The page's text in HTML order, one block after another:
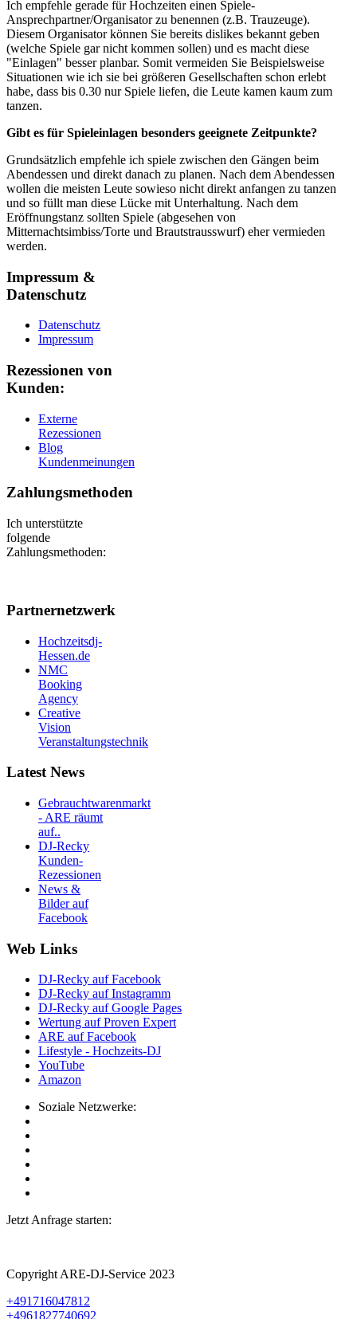
Ich empfehle gerade für Hochzeiten einen Spiele-
Ansprechpartner/Organisator zu benennen (z.B. Trauzeuge).
Diesem Organisator können Sie bereits dislikes bekannt geben
(welche Spiele gar nicht kommen sollen) und es macht diese
"Einlagen" besser planbar. Somit vermeiden Sie Beispielsweise
Situationen wie ich sie bei größeren Gesellschaften schon erlebt
habe, dass bis 0.30 nur Spiele liefen, die Leute kamen kaum zum
tanzen.
Gibt es für Spieleinlagen besonders geeignete Zeitpunkte?
Grundsätzlich empfehle ich spiele zwischen den Gängen beim
Abendessen und direkt danach zu planen. Nach dem Abendessen
wollen die meisten Leute sowieso nicht direkt anfangen zu tanzen
und so füllt man diese Lücke mit Unterhaltung. Nach dem
Eröffnungstanz sollten Spiele (abgesehen von
Mitternachtsimbiss/Torte und Brautstrausswurf) eher vermieden
werden.
Impressum &
Datenschutz
Datenschutz
Impressum
Rezessionen von
Kunden:
Externe
Rezessionen
Blog
Kundenmeinungen
Zahlungsmethoden
Ich unterstützte
folgende
Zahlungsmethoden:
Partnernetzwerk
Hochzeitsdj-
Hessen.de
NMC
Booking
Agency
Creative
Vision
Veranstaltungstechnik
Latest News
Gebrauchtwarenmarkt
- ARE räumt
auf..
DJ-Recky
Kunden-
Rezessionen
News &
Bilder auf
Facebook
Web Links
DJ-Recky auf Facebook
DJ-Recky auf Instagramm
DJ-Recky auf Google Pages
Wertung auf Proven Expert
ARE auf Facebook
Lifestyle - Hochzeits-DJ
YouTube
Amazon
Soziale Netzwerke:
Jetzt Anfrage starten:
Copyright ARE-DJ-Service 2023
+491716047812
+4961827740692